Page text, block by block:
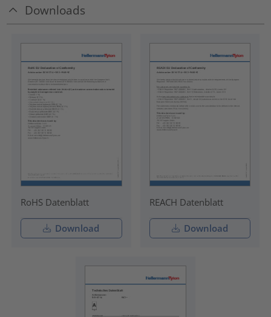
Downloads
RoHS Datenblatt
Download
REACH Datenblatt
Download